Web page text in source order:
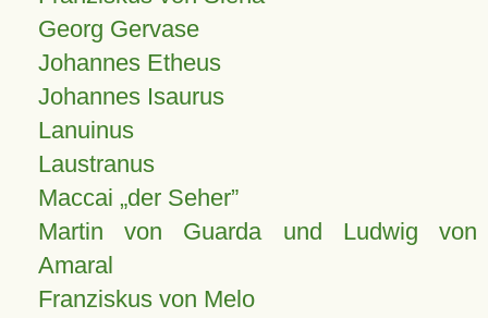
Georg Gervase
Johannes Etheus
Johannes Isaurus
Lanuinus
Laustranus
Maccai „der Seher”
Martin von Guarda und Ludwig von
Amaral
Franziskus von Melo